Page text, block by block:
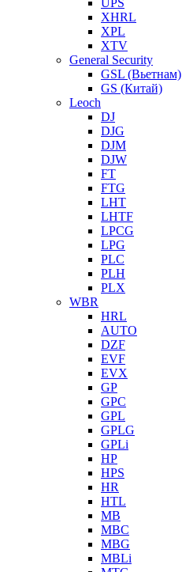
UPS
XHRL
XPL
XTV
General Security
GSL (Вьетнам)
GS (Китай)
Leoch
DJ
DJG
DJM
DJW
FT
FTG
LHT
LHTF
LPCG
LPG
PLC
PLH
PLX
WBR
HRL
AUTO
DZF
EVF
EVX
GP
GPC
GPL
GPLG
GPLi
HP
HPS
HR
HTL
MB
MBC
MBG
MBLi